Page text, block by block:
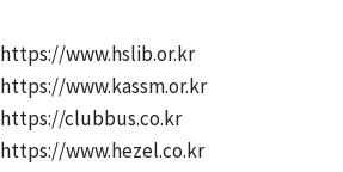
https://www.hslib.or.kr
https://www.kassm.or.kr
https://clubbus.co.kr
https://www.hezel.co.kr